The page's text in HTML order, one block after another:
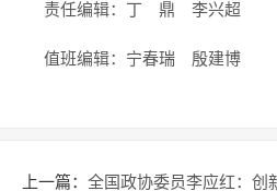
责任编辑：丁 鼎 李兴超
值班编辑：宁春瑞 殷建博
上一篇： 全国政协委员李应红：创